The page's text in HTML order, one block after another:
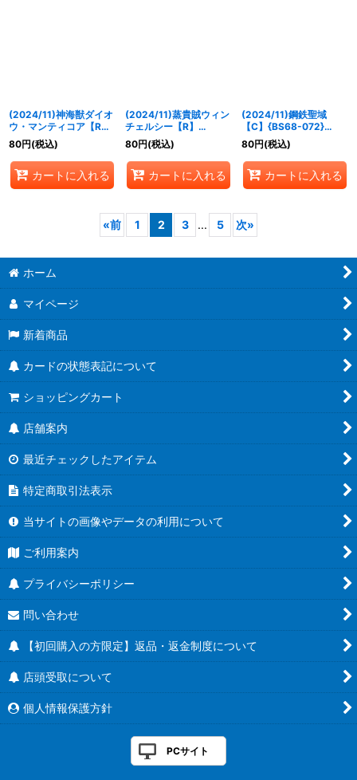
(2024/11)神海獣ダイオ
ウ・マンティコア【R】
{BS68-063}《青》
80円(税込)
カートに入れる
(2024/11)蒸貴賊ウィン
チェルシー【R】
{BS68-067}《青》
80円(税込)
カートに入れる
(2024/11)鋼鉄聖域
【C】{BS68-072}
《白》
80円(税込)
カートに入れる
«前 1 2 3 ... 5 次»
ホーム
マイページ
新着商品
カードの状態表記について
ショッピングカート
店舗案内
最近チェックしたアイテム
特定商取引法表示
当サイトの画像やデータの利用について
ご利用案内
プライバシーポリシー
問い合わせ
【初回購入の方限定】返品・返金制度について
店頭受取について
個人情報保護方針
PCサイト